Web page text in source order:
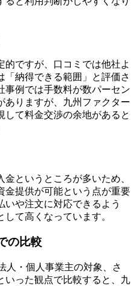
ですが、口コミでは他社よ
「納得できる範囲」と評価さ
事例では手数料が数パーセン
ありますが、九州ファクター
して料金交渉の余地があると
というところが多いため、
金提供が可能という点が重要
いや注文に対応できるよう
て高くなっています。
の比較
人・個人事業主の対象、さ
いった観点で比較すると、九